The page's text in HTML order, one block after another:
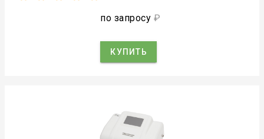
по запросу ₽
КУПИТЬ